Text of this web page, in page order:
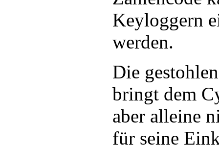
Keyloggern
werden.
Die
bringt dem
aber alleine
für seine